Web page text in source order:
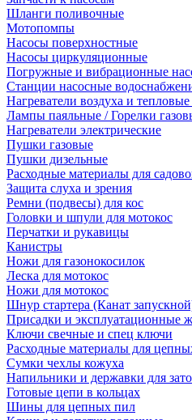
Шланги поливочные
Мотопомпы
Насосы поверхностные
Насосы циркуляционные
Погружные и вибрационные
Станции насосные
Нагреватели воздуха и
Лампы паяльные / Горелки
Нагреватели электрические
Пушки газовые
Пушки дизельные
Расходные материалы для
Защита слуха и зрения
Ремни (подвесы) для кос
Головки и шпули для мотокос
Перчатки и рукавицы
Канистры
Ножи для газонокосилок
Леска для мотокос
Ножи для мотокос
Шнур стартера (Канат
Присадки и эксплуатационные
Ключи свечные и спец ключи
Расходные материалы для
Сумки чехлы кожуха
Напильники и державки для
Готовые цепи в кольцах
Шины для цепных пил